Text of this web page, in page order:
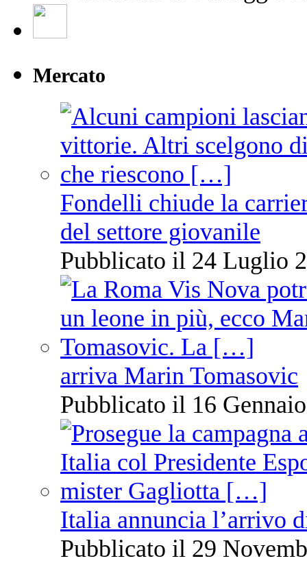
Mercato
Fondelli chiude la
del settore giovanile
Pubblicato il 24 Luglio
arriva Marin Tomasovic
Pubblicato il 16
Italia annuncia l’arrivo
Pubblicato il 29